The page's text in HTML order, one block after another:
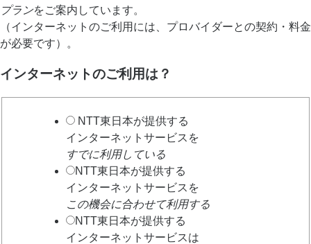
プランをご案内しています。
（インターネットのご利用には、プロバイダーとの契約・料金
が必要です）。
インターネットのご利用は？
NTT東日本が提供する
インターネットサービスを
すでに利用している
NTT東日本が提供する
インターネットサービスを
この機会に合わせて利用する
NTT東日本が提供する
インターネットサービスは